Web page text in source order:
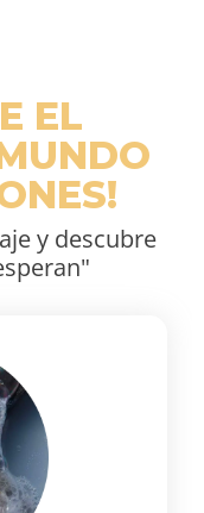
EL
y descubre